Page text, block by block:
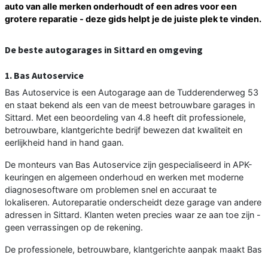
auto van alle merken onderhoudt of een adres voor een
grotere reparatie - deze gids helpt je de juiste plek te vinden.
De beste autogarages in Sittard en omgeving
1. Bas Autoservice
Bas Autoservice is een Autogarage aan de Tudderenderweg 53
en staat bekend als een van de meest betrouwbare garages in
Sittard. Met een beoordeling van 4.8 heeft dit professionele,
betrouwbare, klantgerichte bedrijf bewezen dat kwaliteit en
eerlijkheid hand in hand gaan.
De monteurs van Bas Autoservice zijn gespecialiseerd in APK-
keuringen en algemeen onderhoud en werken met moderne
diagnosesoftware om problemen snel en accuraat te
lokaliseren. Autoreparatie onderscheidt deze garage van andere
adressen in Sittard. Klanten weten precies waar ze aan toe zijn -
geen verrassingen op de rekening.
De professionele, betrouwbare, klantgerichte aanpak maakt Bas